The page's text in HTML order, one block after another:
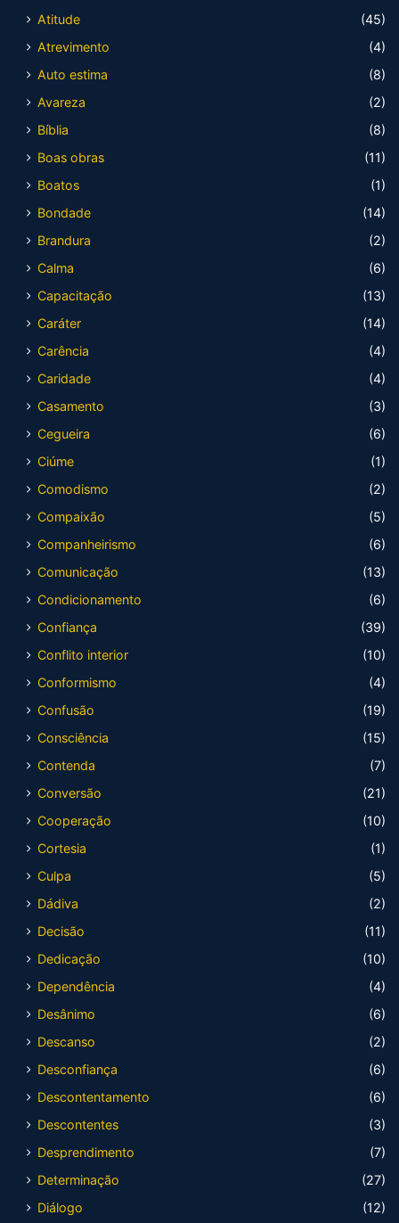
Atitude
(45)
Atrevimento
(4)
Auto estima
(8)
Avareza
(2)
Bíblia
(8)
Boas obras
(11)
Boatos
(1)
Bondade
(14)
Brandura
(2)
Calma
(6)
Capacitação
(13)
Caráter
(14)
Carência
(4)
Caridade
(4)
Casamento
(3)
Cegueira
(6)
Ciúme
(1)
Comodismo
(2)
Compaixão
(5)
Companheirismo
(6)
Comunicação
(13)
Condicionamento
(6)
Confiança
(39)
Conflito interior
(10)
Conformismo
(4)
Confusão
(19)
Consciência
(15)
Contenda
(7)
Conversão
(21)
Cooperação
(10)
Cortesia
(1)
Culpa
(5)
Dádiva
(2)
Decisão
(11)
Dedicação
(10)
Dependência
(4)
Desânimo
(6)
Descanso
(2)
Desconfiança
(6)
Descontentamento
(6)
Descontentes
(3)
Desprendimento
(7)
Determinação
(27)
Diálogo
(12)